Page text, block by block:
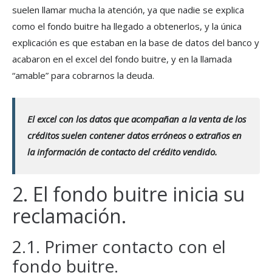
suelen llamar mucha la atención, ya que nadie se explica
como el fondo buitre ha llegado a obtenerlos, y la única
explicación es que estaban en la base de datos del banco y
acabaron en el excel del fondo buitre, y en la llamada
“amable” para cobrarnos la deuda.
El excel con los datos que acompañan a la venta de los
créditos suelen contener datos erróneos o extraños en
la información de contacto del crédito vendido.
2. El fondo buitre inicia su
reclamación.
2.1. Primer contacto con el
fondo buitre.